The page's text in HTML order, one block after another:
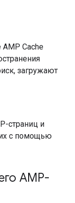
AMP Cache
загружают
страниц и
с помощью
AMP-